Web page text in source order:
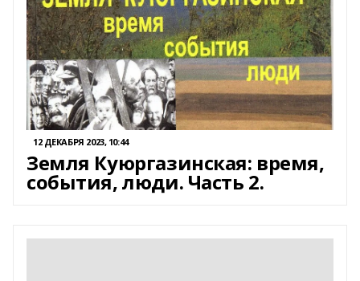
12 ДЕКАБРЯ 2023, 10:44
Земля Куюргазинская: время,
события, люди. Часть 2.